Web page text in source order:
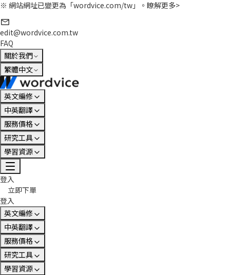
※ 網站網址已變更為「wordvice.com/tw」。 瞭解更多>
edit@wordvice.com.tw
FAQ
關於我們
繁體中文
英文編修
中英翻譯
服務價格
研究工具
學習資源
登入
立即下單
登入
英文編修
中英翻譯
服務價格
研究工具
學習資源